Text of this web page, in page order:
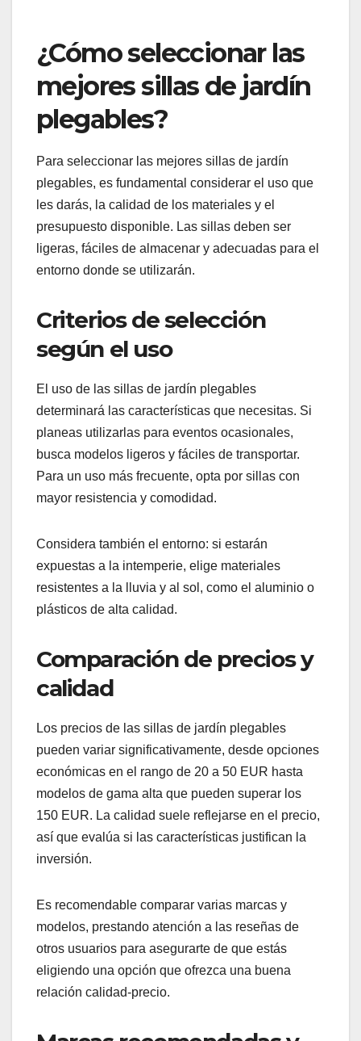
mucho tiempo sentado. Un buen acolchado puede
hacer que la experiencia sea mucho más
placentera.
¿Cómo seleccionar las
mejores sillas de jardín
plegables?
Para seleccionar las mejores sillas de jardín
plegables, es fundamental considerar el uso que
les darás, la calidad de los materiales y el
presupuesto disponible. Las sillas deben ser
ligeras, fáciles de almacenar y adecuadas para el
Criterios de selección
según el uso
El uso de las sillas de jardín plegables
determinará las características que necesitas. Si
planeas utilizarlas para eventos ocasionales,
Para un uso más frecuente, opta por sillas con
mayor resistencia y comodidad.
Considera también el entorno: si estarán
expuestas a la intemperie, elige materiales
resistentes a la lluvia y al sol, como el aluminio o
Comparación de precios y
calidad
Los precios de las sillas de jardín plegables
económicas en el rango de 20 a 50 EUR hasta